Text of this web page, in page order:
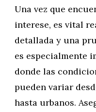
Una vez que
interese, es vital
detallada y una
es especialmente
donde las
pueden variar
hasta urbanos.